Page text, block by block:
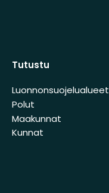
Tutustu
Luonnonsuojelualueet
Polut
Maakunnat
Kunnat